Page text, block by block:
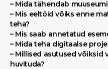
– Mida tähendab
– Mis eeltöid võiks enne
teha?
– Mis saab annetatud
– Mida teha digitaalse
– Millised asutused võiksid
huvituda?